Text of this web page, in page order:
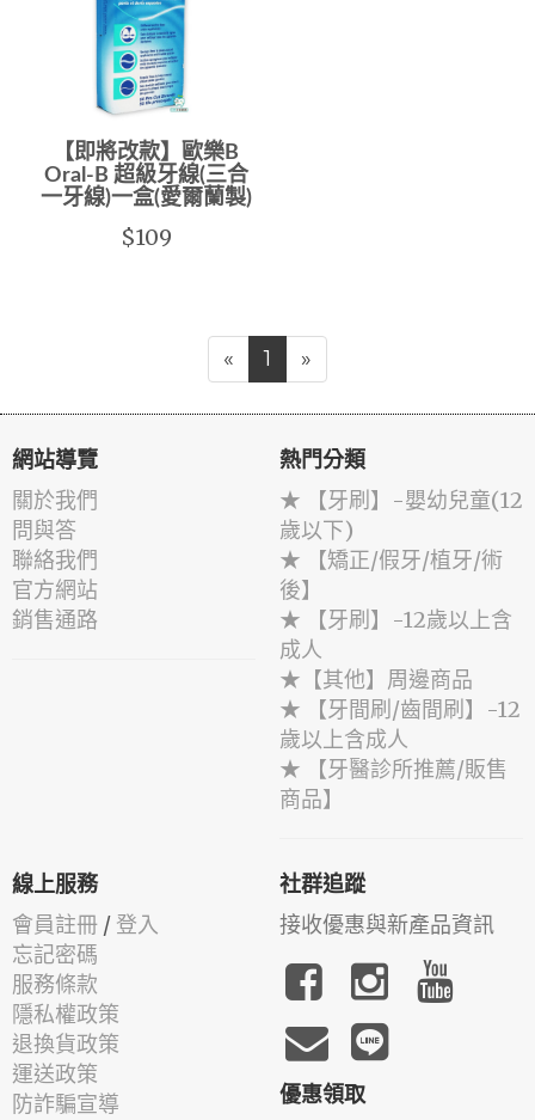
【即將改款】歐樂B
Oral-B 超級牙線(三合
一牙線)一盒(愛爾蘭製)
$109
« 1 »
網站導覽
關於我們
問與答
聯絡我們
官方網站
銷售通路
熱門分類
★ 【牙刷】-嬰幼兒童(12
歲以下)
★ 【矯正/假牙/植牙/術
後】
★ 【牙刷】-12歲以上含
成人
★【其他】周邊商品
★ 【牙間刷/齒間刷】-12
歲以上含成人
★ 【牙醫診所推薦/販售
商品】
線上服務
會員註冊 / 登入
忘記密碼
服務條款
隱私權政策
退換貨政策
運送政策
防詐騙宣導
社群追蹤
接收優惠與新產品資訊
優惠領取